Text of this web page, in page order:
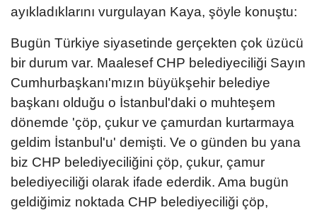
ayıkladıklarını vurgulayan Kaya, şöyle konuştu:
Bugün Türkiye siyasetinde gerçekten çok üzücü
bir durum var. Maalesef CHP belediyeciliği Sayın
Cumhurbaşkanı'mızın büyükşehir belediye
başkanı olduğu o İstanbul'daki o muhteşem
dönemde 'çöp, çukur ve çamurdan kurtarmaya
geldim İstanbul'u' demişti. Ve o günden bu yana
biz CHP belediyeciliğini çöp, çukur, çamur
belediyeciliği olarak ifade ederdik. Ama bugün
geldiğimiz noktada CHP belediyeciliği çöp,